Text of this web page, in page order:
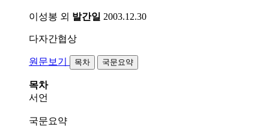
이성봉 외 발간일 2003.12.30
다자간협상
원문보기 목차 국문요약
목차
서언
국문요약